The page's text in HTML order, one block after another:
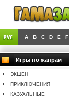
A B C D E F
Игры по жанрам
ЭКШЕН
ПРИКЛЮЧЕНИЯ
КАЗУАЛЬНЫЕ